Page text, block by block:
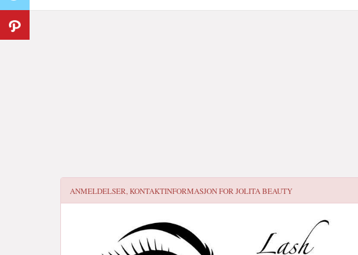
ANMELDELSER, KONTAKTINFORMASJON FORJOLITA BEAUTY